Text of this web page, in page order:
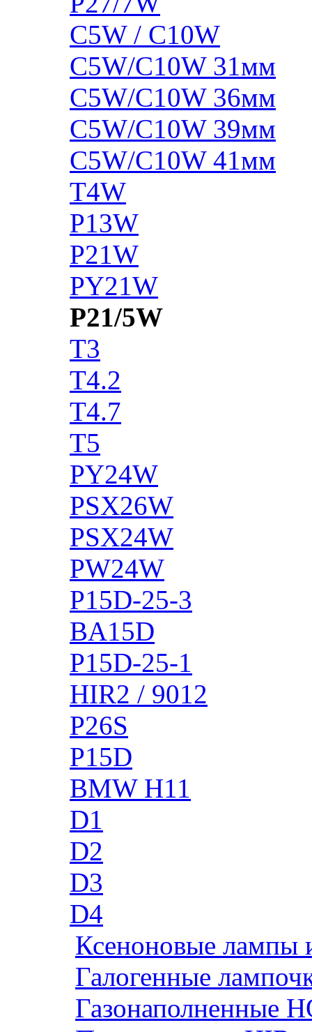
C5W / C10W
C5W/C10W 31мм
C5W/C10W 36мм
C5W/C10W 39мм
C5W/C10W 41мм
T4W
P13W
P21W
PY21W
P21/5W
T3
T4.2
T4.7
T5
PY24W
PSX26W
PSX24W
PW24W
P15D-25-3
BA15D
P15D-25-1
HIR2 / 9012
P26S
P15D
BMW H11
D1
D2
D3
D4
Ксеноновые лампы
Галогенные
Газонаполненные